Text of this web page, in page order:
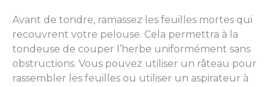
Avant de tondre, ramassez les feuilles mortes qui
recouvrent votre pelouse. Cela permettra à la
tondeuse de couper l’herbe uniformément sans
obstructions. Vous pouvez utiliser un râteau pour
rassembler les feuilles ou utiliser un aspirateur à